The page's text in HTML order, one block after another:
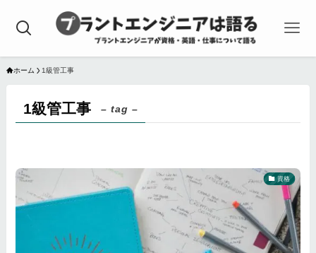
ホーム 1級管工事
1級管工事 – tag –
資格